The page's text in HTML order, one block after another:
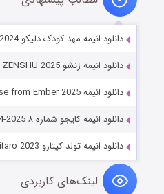
دانلود انیمه مهد کودک دلیکو Delico’s Nursery 2024
دانلود انیمه زنشو ZENSHU 2025
دانلود انیمه Arknights: Rise from Ember 2025
دانلود انیمه کایجو شماره ۸ Kaiju No. 8 2024-2025
دانلود انیمه تولد کیتارو The Birth of Kitaro 2023
لینک‌های کاربردی